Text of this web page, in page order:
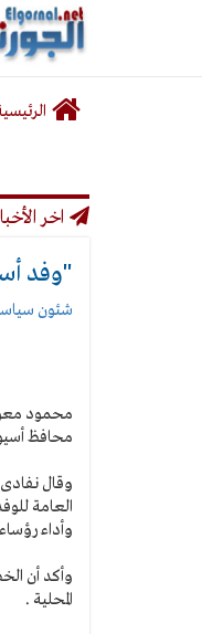
نت
اخر
بنسبة 50% حال استمرار كورونا
"وفد
شئون
محمود
محافظ
العامة
وأداء
وأكد أن
المحلية .